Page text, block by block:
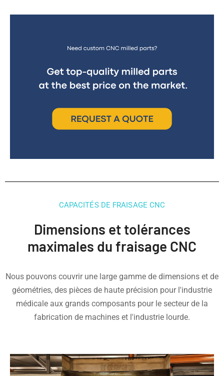
CAPACITÉS DE FRAISAGE CNC
Dimensions et tolérances
maximales du fraisage CNC
Nous pouvons couvrir une large gamme de dimensions et de
géométries, des pièces de haute précision pour l'industrie
médicale aux grands composants pour le secteur de la
fabrication de machines et l'industrie lourde.